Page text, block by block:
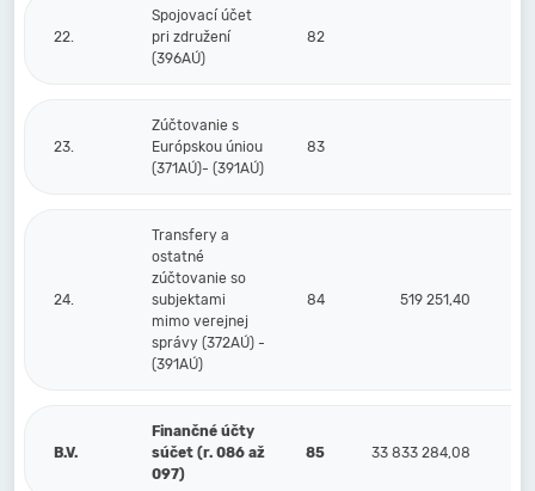
22.
Spojovací účet
pri združení
(396AÚ)
82
23.
Zúčtovanie s
Európskou úniou
(371AÚ)- (391AÚ)
83
24.
Transfery a
ostatné
zúčtovanie so
subjektami
mimo verejnej
správy (372AÚ) -
(391AÚ)
84 519 251,40
B.V.
Finančné účty
súčet (r. 086 až
097)
85 33 833 284,08